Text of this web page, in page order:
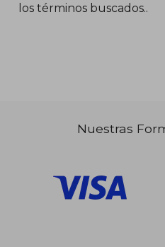
los términos buscados..
Nuestras